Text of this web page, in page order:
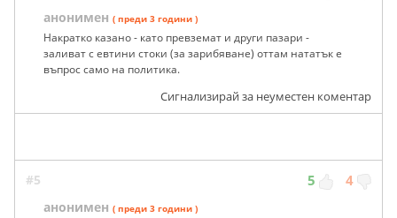
анонимен ( преди 3 години )
Накратко казано - като превземат и други пазари -
заливат с евтини стоки (за зарибяване) оттам нататък е
въпрос само на политика.
Сигнализирай за неуместен коментар
#5 5 4
анонимен ( преди 3 години )